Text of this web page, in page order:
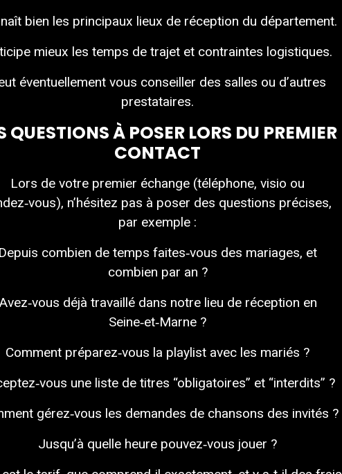
bien les principaux lieux de réception du département.
mieux les temps de trajet et contraintes logistiques.
éventuellement vous conseiller des salles ou d’autres
prestataires.
QUESTIONS À POSER LORS DU PREMIER
CONTACT
Lors de votre premier échange (téléphone, visio ou
n’hésitez pas à poser des questions précises,
par exemple :
Depuis combien de temps faites‑vous des mariages, et
combien par an ?
Avez‑vous déjà travaillé dans notre lieu de réception en
Seine‑et‑Marne ?
Comment préparez‑vous la playlist avec les mariés ?
une liste de titres “obligatoires” et “interdits” ?
gérez‑vous les demandes de chansons des invités ?
Jusqu’à quelle heure pouvez‑vous jouer ?